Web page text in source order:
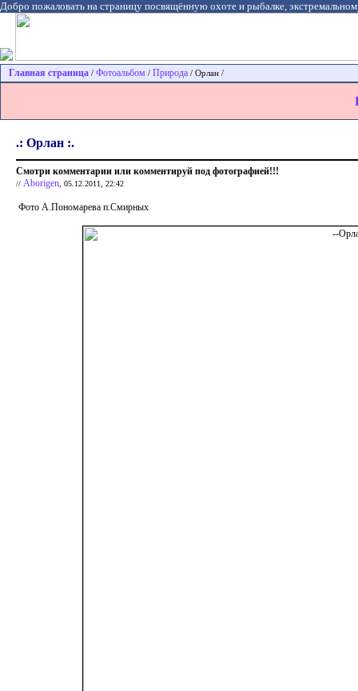
Добро пожаловать на страницу посвящённую охоте и рыбалке,
Главная страница / Фотоальбом / Природа / Орлан /
.: Орлан :.
Смотри комментарии или комментируй под фотографией!!!
// Aborigen , 05.12.2011, 22:42
Фото А.Пономарева п.Смирных